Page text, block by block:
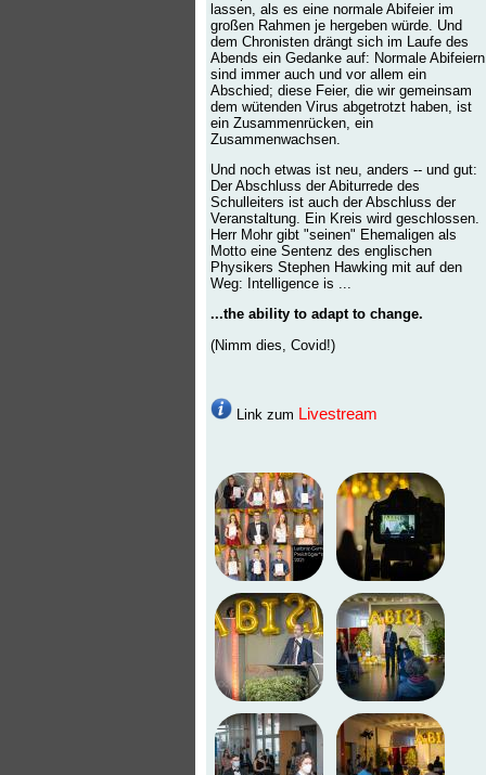
lassen, als es eine normale Abifeier im
großen Rahmen je hergeben würde. Und
dem Chronisten drängt sich im Laufe des
Abends ein Gedanke auf: Normale Abifeiern
sind immer auch und vor allem ein
Abschied; diese Feier, die wir gemeinsam
dem wütenden Virus abgetrotzt haben, ist
ein Zusammenrücken, ein
Zusammenwachsen.
Und noch etwas ist neu, anders -- und gut:
Der Abschluss der Abiturrede des
Schulleiters ist auch der Abschluss der
Veranstaltung. Ein Kreis wird geschlossen.
Herr Mohr gibt "seinen" Ehemaligen als
Motto eine Sentenz des englischen
Physikers Stephen Hawking mit auf den
Weg: Intelligence is ...
...the ability to adapt to change.
(Nimm dies, Covid!)
Link zum Livestream